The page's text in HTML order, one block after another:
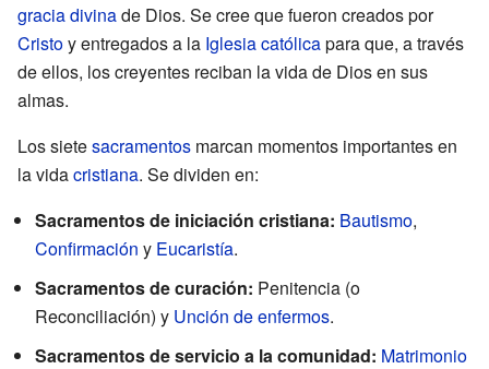
gracia divinade Dios. Se cree que fueron creados por
Cristoy entregados a la Iglesia católicapara que, a través
de ellos, los creyentes reciban la vida de Dios en sus
almas.
Los sietesacramentos marcan momentos importantes en
la vidacristiana. Se dividen en:
Sacramentos de iniciación cristiana: Bautismo,
Confirmación y Eucaristía.
Sacramentos de curación: Penitencia (o
Reconciliación) y Unción de enfermos.
Sacramentos de servicio a la comunidad: Matrimonio